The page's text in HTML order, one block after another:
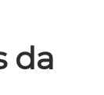
da